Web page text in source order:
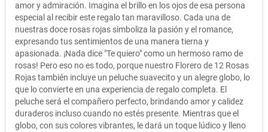
amor y admiración. Imagina el brillo en los ojos de esa persona
especial al recibir este regalo tan maravilloso. Cada una de
nuestras doce rosas rojas simboliza la pasión y el romance,
expresando tus sentimientos de una manera tierna y
apasionada. ¡Nada dice "Te quiero" como un hermoso ramo de
rosas! Pero eso no es todo, porque nuestro Florero de 12 Rosas
Rojas también incluye un peluche suavecito y un alegre globo, lo
que lo convierte en una experiencia de regalo completa. El
peluche será el compañero perfecto, brindando amor y calidez
duraderos incluso cuando no estés presente. Mientras que el
globo, con sus colores vibrantes, le dará un toque lúdico y lleno